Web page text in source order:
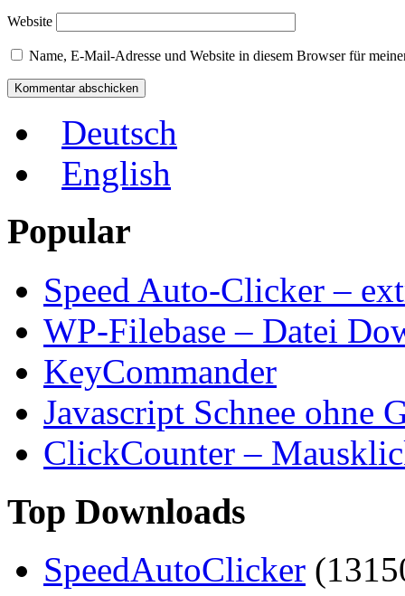
Website
Name, E-Mail-Adresse und Website in diesem Browser für
Deutsch
English
Popular
Speed Auto-Clicker –
WP-Filebase – Datei
KeyCommander
Javascript Schnee ohne
ClickCounter –
Top Downloads
SpeedAutoClicker